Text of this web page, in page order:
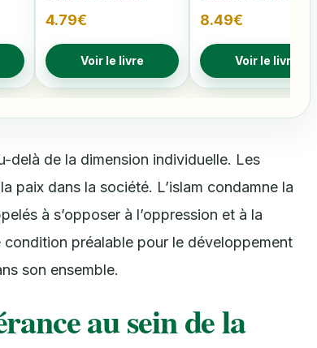
4.79€
Voir le livre
8.49€
Voir le livre
delà de la dimension individuelle. Les
paix dans la société. L’islam condamne la
à s’opposer à l’oppression et à la
préalable pour le développement
son ensemble.
au sein de la